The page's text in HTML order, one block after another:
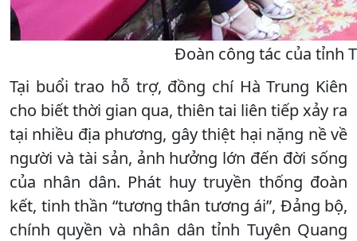
Đoàn công tác của tỉnh
Tại buổi trao hỗ trợ, đồng chí Hà Trung Kiên
cho biết thời gian qua, thiên tai liên tiếp xảy ra
tại nhiều địa phương, gây thiệt hại nặng nề về
người và tài sản, ảnh hưởng lớn đến đời sống
của nhân dân. Phát huy truyền thống đoàn
kết, tinh thần “tương thân tương ái”, Đảng bộ,
chính quyền và nhân dân tỉnh Tuyên Quang